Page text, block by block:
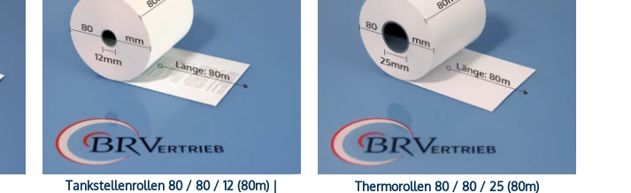
Tankstellenrollen 80 / 80 / 12 (80m) |
Thermorollen 80 / 80 / 25 (80m)